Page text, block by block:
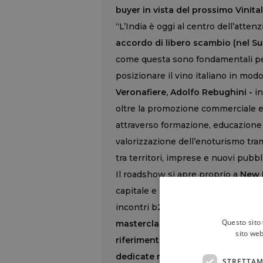
buyer in vista del prossimo
“L’India è oggi al centro
accordo di libero scambio (nel
come questa sono fondamentali
posizionare il vino italiano in
Veronafiere, Adolfo Rebughini -
oltre la promozione commerciale
attraverso formazione,
valorizzazione dell’enoturismo
tra territori, imprese e nuovi
Il roadshow si apre proprio aNew
capitale e prosegue il 16 gennaio
incontri b2b e degustazioni
masterclass,
Sonal C Holland,
riferimento per l’educazione e la
dedicate rispettivamente allo
Questo
sito